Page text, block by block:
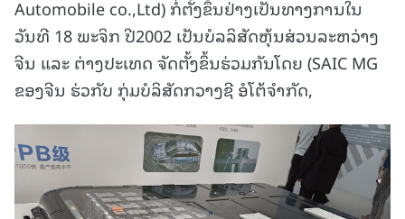
Automobile co.,Ltd) ກໍ່ຕັ້ງຂຶ້ນຢ່າງເປັນທາງການໃນ
ວັນທີ 18 ພະຈິກ ປີ2002 ເປັນບໍລລິສັດຫຸ້ນສ່ວນລະຫວ່າງ
ຈີນ ແລະ ຕ່າງປະເທດ ຈັດຕັ້ງຂຶ້ນຮ່ວມກັນໂດຍ (SAIC MG
ຂອງຈີນ ຮ່ວກັບ ກຸ່ມບໍລິສັດກວາງຊີ ອໍໂຕ້ຈຳກັດ,